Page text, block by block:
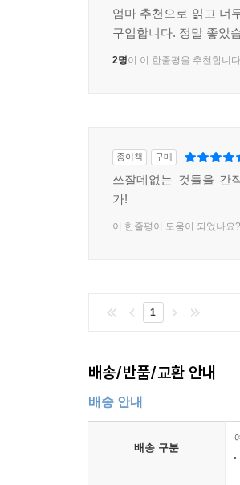
그렇게 잡고 보니 수록된
시간이 아닌가? 그것들의
부끄럽고 한편으로는 애틋
엄마 추천으로 읽고 너
구입합니다. 정말 좋았
2명이 이 한줄평을 추천합니
종이책 구매
쓰잘데없는 것들을 간
가!
이 한줄평이 도움이 되었나요?
1
배송/반품/교환 안내
배송 안내
배송 구분